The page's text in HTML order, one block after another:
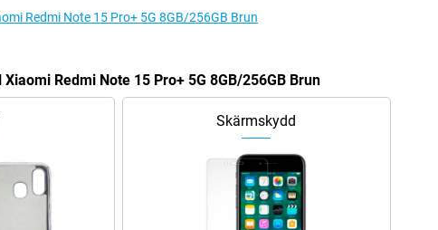
Redmi Note 15 Pro+ 5G 8GB/256GB Brun
Redmi Note 15 Pro+ 5G 8GB/256GB Brun
Skärmskydd